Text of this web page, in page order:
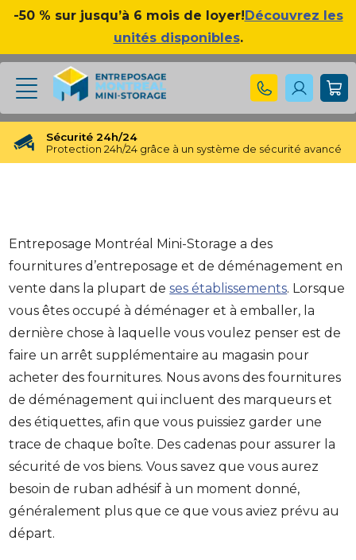
-50 % sur jusqu’à 6 mois de loyer!Découvrez les
unités disponibles.
Sécurité 24h/24
Protection 24h/24 grâce à un système de sécurité avancé
Pas de contrats contraignants, pas d'obligations à long
terme
Disponible jusqu'à 23h00
Nos experts en entreposage vous aideront jusqu'à 23h00
Apprécié par nos clients
Note de 4,9 étoiles
Entreposage Montréal Mini-Storage a des
fournitures d’entreposage et de déménagement en
vente dans la plupart deses établissements. Lorsque
vous êtes occupé à déménager et à emballer, la
dernière chose à laquelle vous voulez penser est de
faire un arrêt supplémentaire au magasin pour
acheter des fournitures. Nous avons des fournitures
de déménagement qui incluent des marqueurs et
des étiquettes, afin que vous puissiez garder une
trace de chaque boîte. Des cadenas pour assurer la
sécurité de vos biens. Vous savez que vous aurez
besoin de ruban adhésif à un moment donné,
généralement plus que ce que vous aviez prévu au
départ.